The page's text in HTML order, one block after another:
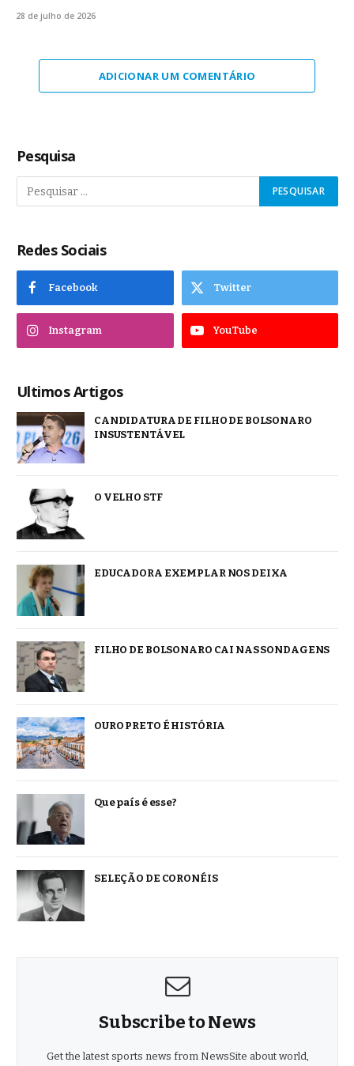
28 de julho de 2026
ADICIONAR UM COMENTÁRIO
Pesquisa
Redes Sociais
Facebook Twitter
Instagram YouTube
Ultimos Artigos
CANDIDATURA DE FILHO DE BOLSONARO
INSUSTENTÁVEL
O VELHO STF
EDUCADORA EXEMPLAR NOS DEIXA
FILHO DE BOLSONARO CAI NAS SONDAGENS
OURO PRETO É HISTÓRIA
Que país é esse?
SELEÇÃO DE CORONÉIS
Subscribe to News
Get the latest sports news from NewsSite about world,